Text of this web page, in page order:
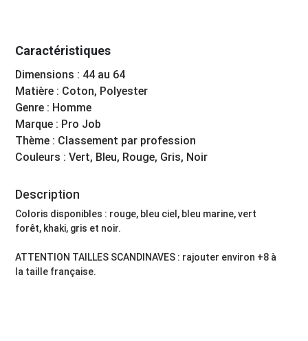
Caractéristiques
Dimensions : 44 au 64
Matière : Coton, Polyester
Genre : Homme
Marque : Pro Job
Thème : Classement par profession
Couleurs : Vert, Bleu, Rouge, Gris, Noir
Description
Coloris disponibles : rouge, bleu ciel, bleu marine, vert
forêt, khaki, gris et noir.
ATTENTION TAILLES SCANDINAVES : rajouter environ +8 à
la taille française.